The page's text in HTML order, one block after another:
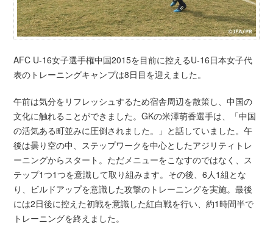
AFC U-16女子選手権中国2015を目前に控えるU-16日本女子代
表のトレーニングキャンプは8日目を迎えました。
午前は気分をリフレッシュするため宿舎周辺を散策し、中国の
文化に触れることができました。GKの米澤萌香選手は、「中国
の活気ある町並みに圧倒されました。」と話していました。午
後は曇り空の中、ステップワークを中心としたアジリティトレ
ーニングからスタート。ただメニューをこなすのではなく、ス
テップ1つ1つを意識して取り組みます。その後、6人1組とな
り、ビルドアップを意識した攻撃のトレーニングを実施。最後
には2日後に控えた初戦を意識した紅白戦を行い、約1時間半で
トレーニングを終えました。